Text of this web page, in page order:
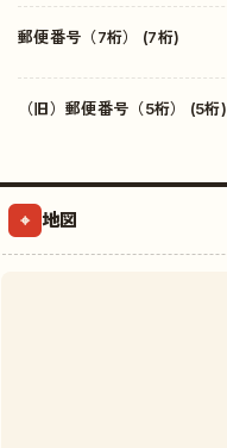
郵便番号（7桁） (7桁)
（旧）郵便番号（5桁） (5桁)
⌖ 地図